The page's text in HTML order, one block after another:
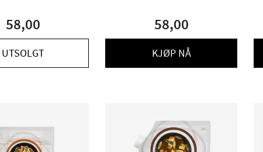
58,00
UTSOLGT
58,00
KJØP NÅ